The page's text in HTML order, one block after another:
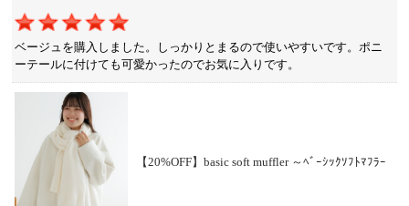
ベージュを購入しました。しっかりとまるので使いやすいです。ポニ
ーテールに付けても可愛かったのでお気に入りです。
【20%OFF】basic soft muffler ～ﾍﾞｰｼｯｸｿﾌﾄﾏﾌﾗｰ